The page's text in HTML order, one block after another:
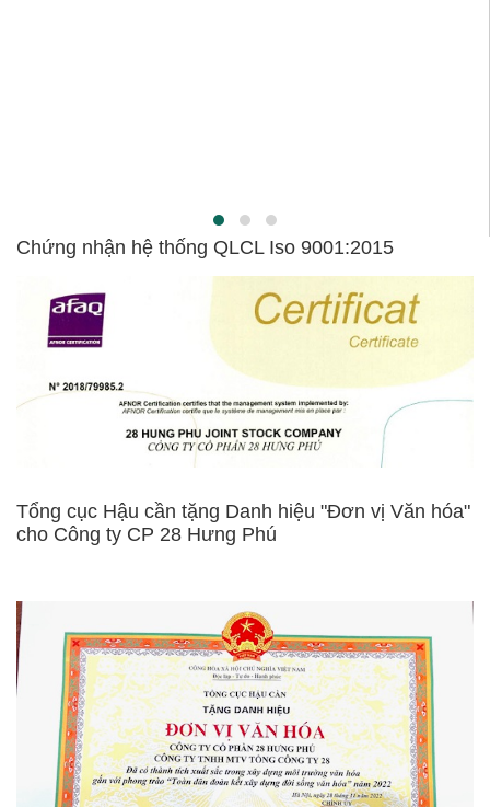
Chứng nhận hệ thống QLCL Iso 9001:2015
Tổng cục Hậu cần tặng Danh hiệu "Đơn vị Văn hóa"
cho Công ty CP 28 Hưng Phú